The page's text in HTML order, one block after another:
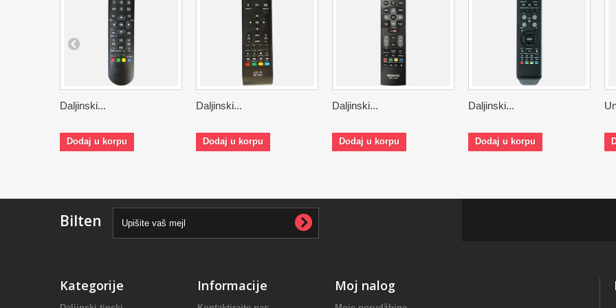
Daljinski...
Dodaj u korpu
Daljinski...
Dodaj u korpu
Daljinski...
Dodaj u korpu
Daljinski...
Dodaj u korpu
Bilten
Kategorije Informacije Moj nalog